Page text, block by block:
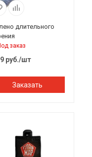
длительного
заказ
руб./шт
Заказать